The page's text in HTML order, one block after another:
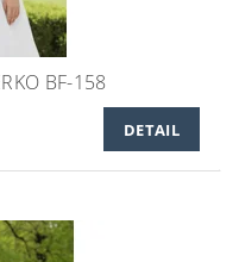
BF-158
DETAIL